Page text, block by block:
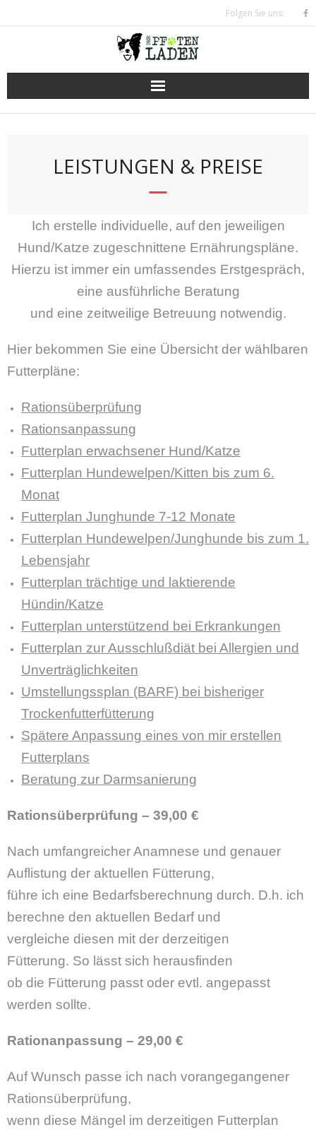
Folgen Sie uns:
LEISTUNGEN & PREISE
Ich erstelle individuelle, auf den jeweiligen
Hund/Katze zugeschnittene Ernährungspläne.
Hierzu ist immer ein umfassendes Erstgespräch,
eine ausführliche Beratung
und eine zeitweilige Betreuung notwendig.
Hier bekommen Sie eine Übersicht der wählbaren
Futterpläne:
Rationsüberprüfung
Rationsanpassung
Futterplan erwachsener Hund/Katze
Futterplan Hundewelpen/Kitten bis zum 6.
Monat
Futterplan Junghunde 7-12 Monate
Futterplan Hundewelpen/Junghunde bis zum 1.
Lebensjahr
Futterplan trächtige und laktierende
Hündin/Katze
Futterplan unterstützend bei Erkrankungen
Futterplan zur Ausschlußdiät bei Allergien und
Unverträglichkeiten
Umstellungssplan (BARF) bei bisheriger
Trockenfutterfütterung
Spätere Anpassung eines von mir erstellen
Futterplans
Beratung zur Darmsanierung
Rationsüberprüfung – 39,00 €
Nach umfangreicher Anamnese und genauer
Auflistung der aktuellen Fütterung,
führe ich eine Bedarfsberechnung durch. D.h. ich
berechne den aktuellen Bedarf und
vergleiche diesen mit der derzeitigen
Fütterung. So lässt sich herausfinden
ob die Fütterung passt oder evtl. angepasst
werden sollte.
Rationanpassung – 29,00 €
Auf Wunsch passe ich nach vorangegangener
Rationsüberprüfung,
wenn diese Mängel im derzeitigen Futterplan